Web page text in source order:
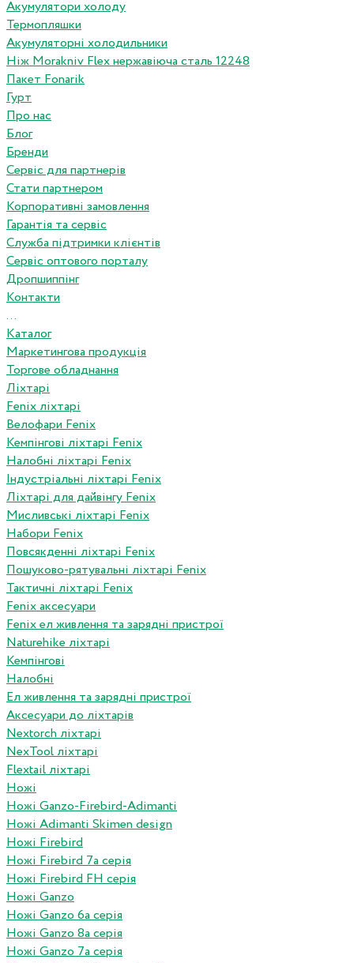
Акумулятори холоду
Термопляшки
Акумуляторні холодильники
Ніж Morakniv Flex нержавіюча сталь 12248
Пакет Fonarik
Гурт
Про нас
Блог
Бренди
Сервіс для партнерів
Стати партнером
Корпоративні замовлення
Гарантія та сервіс
Служба підтримки клієнтів
Сервіс оптового порталу
Дропшиппінг
Контакти
...
Каталог
Маркетингова продукція
Торгове обладнання
Ліхтарі
Fenix ліхтарі
Велофари Fenix
Кемпінгові ліхтарі Fenix
Налобні ліхтарі Fenix
Індустріальні ліхтарі Fenix
Ліхтарі для дайвінгу Fenix
Мисливські ліхтарі Fenix
Набори Fenix
Повсякденні ліхтарі Fenix
Пошуково-рятувальні ліхтарі Fenix
Тактичні ліхтарі Fenix
Fenix аксесуари
Fenix ел живлення та зарядні пристрої
Naturehike ліхтарі
Кемпінгові
Налобні
Ел живлення та зарядні пристрої
Аксесуари до ліхтарів
Nextorch ліхтарі
NexTool ліхтарі
Flextail ліхтарі
Ножі
Ножі Ganzo-Firebird-Adimanti
Ножі Adimanti Skimen design
Ножі Firebird
Ножі Firebird 7а серія
Ножі Firebird FH серія
Ножі Ganzo
Ножі Ganzo 6а серія
Ножі Ganzo 8а серія
Ножі Ganzo 7а серія